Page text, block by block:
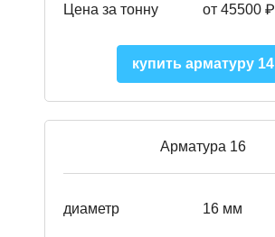
Цена за тонну от 45500 ₽
купить арматуру 14
Арматура 16
диаметр 16 мм